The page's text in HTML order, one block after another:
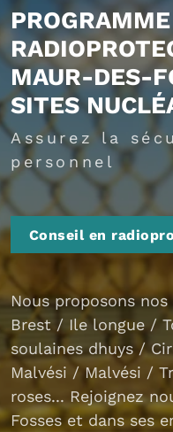
MAUR-DES-
SITES
Assurez la
personnel
Conseil en
Nous proposons nos
Brest / Ile longue /
soulaines dhuys /
Malvési / Malvési /
roses... Rejoignez
Fosses et dans ses